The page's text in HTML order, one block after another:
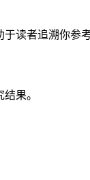
读者追溯你参
果。